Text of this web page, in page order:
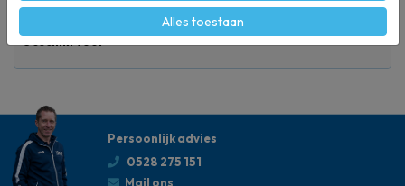
Sanitair reiniging
Persoonlijk advies
0528 275 151
Mail ons
Alles toestaan